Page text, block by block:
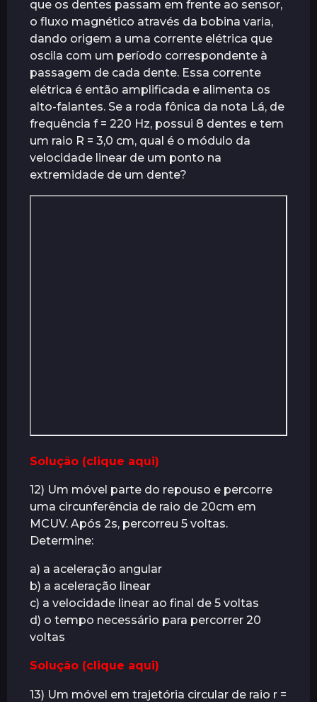
que os dentes passam em frente ao sensor,
o fluxo magnético através da bobina varia,
dando origem a uma corrente elétrica que
oscila com um período correspondente à
passagem de cada dente. Essa corrente
elétrica é então amplificada e alimenta os
alto-falantes. Se a roda fônica da nota Lá, de
frequência f = 220 Hz, possui 8 dentes e tem
um raio R = 3,0 cm, qual é o módulo da
velocidade linear de um ponto na
extremidade de um dente?
Solução (clique aqui)
12) Um móvel parte do repouso e percorre
uma circunferência de raio de 20cm em
MCUV. Após 2s, percorreu 5 voltas.
Determine:
a) a aceleração angular
b) a aceleração linear
c) a velocidade linear ao final de 5 voltas
d) o tempo necessário para percorrer 20
voltas
Solução (clique aqui)
13) Um móvel em trajetória circular de raio r =